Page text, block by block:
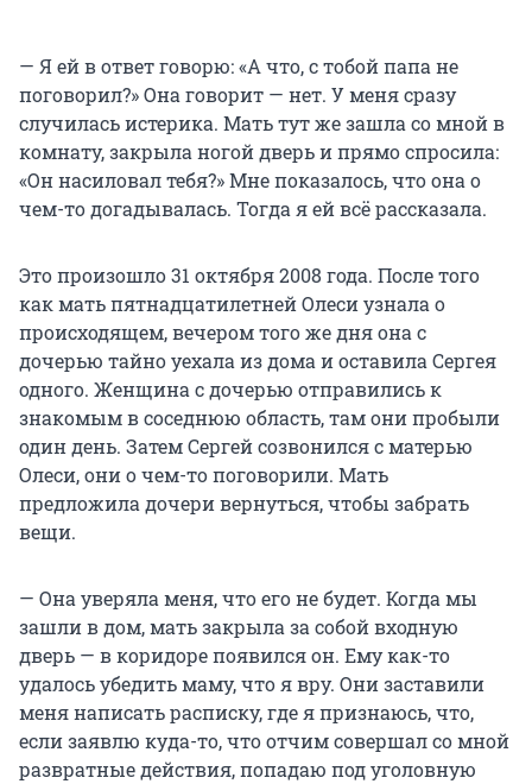
— Я ей в ответ говорю: «А что, с тобой папа не
поговорил?» Она говорит — нет. У меня сразу
случилась истерика. Мать тут же зашла со мной в
комнату, закрыла ногой дверь и прямо спросила:
«Он насиловал тебя?» Мне показалось, что она о
чем-то догадывалась. Тогда я ей всё рассказала.
Это произошло 31 октября 2008 года. После того
как мать пятнадцатилетней Олеси узнала о
происходящем, вечером того же дня она с
дочерью тайно уехала из дома и оставила Сергея
одного. Женщина с дочерью отправились к
знакомым в соседнюю область, там они пробыли
один день. Затем Сергей созвонился с матерью
Олеси, они о чем-то поговорили. Мать
предложила дочери вернуться, чтобы забрать
вещи.
— Она уверяла меня, что его не будет. Когда мы
зашли в дом, мать закрыла за собой входную
дверь — в коридоре появился он. Ему как-то
удалось убедить маму, что я вру. Они заставили
меня написать расписку, где я признаюсь, что,
если заявлю куда-то, что отчим совершал со мной
развратные действия, попадаю под уголовную